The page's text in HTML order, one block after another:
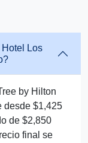
Los
by Hilton
desde $1,425
de $2,850
final se